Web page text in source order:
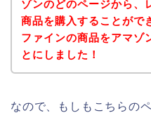
ゾンのどのページから、
商品を購入することがで
ファインの商品をアマゾ
とにしました！
なので、もしもこちらの